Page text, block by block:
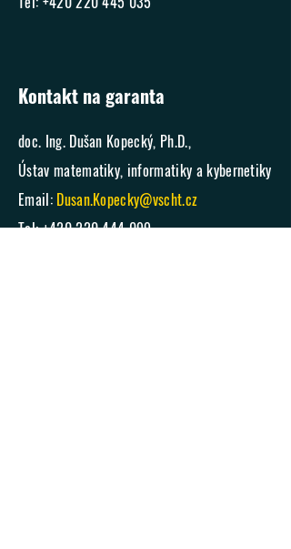
Kontakt na garanta
doc. Ing. Dušan Kopecký, Ph.D.,
Ústav matematiky, informatiky a kybernetiky
Email: Dusan.Kopecky@vscht.cz
Tel:+420 220 444 099